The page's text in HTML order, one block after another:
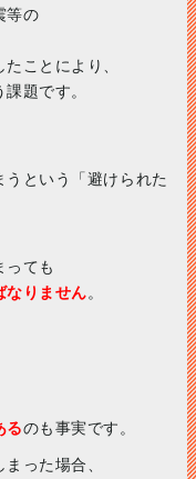
等の
たことにより、
課題です。
という「避けられた
っても
なりません。
るのも事実です。
った場合、